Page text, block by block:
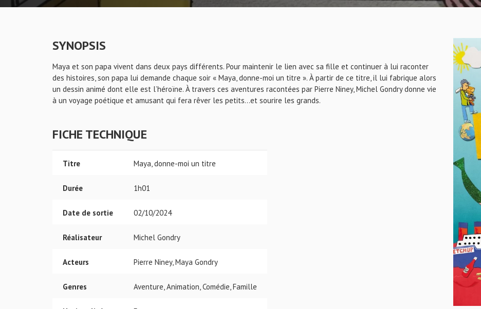
SYNOPSIS
Maya et son papa vivent dans deux pays différents. Pour maintenir le lien avec sa fille et continuer à lui raconter
des histoires, son papa lui demande chaque soir « Maya, donne-moi un titre ». À partir de ce titre, il lui fabrique alors
un dessin animé dont elle est l’héroïne. À travers ces aventures racontées par Pierre Niney, Michel Gondry donne vie
à un voyage poétique et amusant qui fera rêver les petits…et sourire les grands.
FICHE TECHNIQUE
Titre Maya, donne-moi un titre
Durée 1h01
Date de sortie 02/10/2024
Réalisateur Michel Gondry
Acteurs Pierre Niney, Maya Gondry
Genres Aventure, Animation, Comédie, Famille